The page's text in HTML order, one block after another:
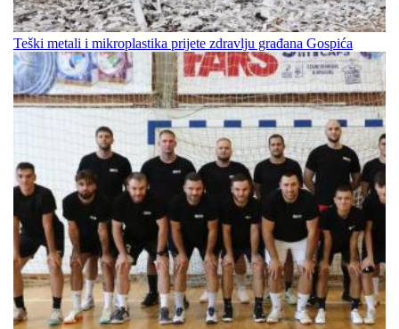
Teški metali i mikroplastika prijete zdravlju građana Gospića